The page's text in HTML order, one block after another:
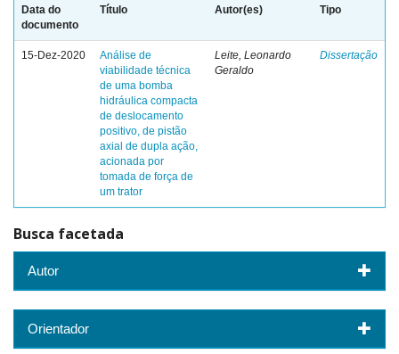
Data do
documento
Título Autor(es) Tipo
15-Dez-2020
Análise de
viabilidade técnica
de uma bomba
hidráulica compacta
de deslocamento
positivo, de pistão
axial de dupla ação,
acionada por
tomada de força de
um trator
Leite, Leonardo
Geraldo
Dissertação
Busca facetada
Autor
Orientador